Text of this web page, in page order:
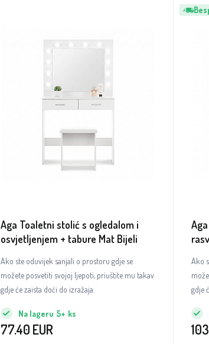
Aga Toaletni stolić s ogledalom i
osvjetljenjem + tabure Mat Bijeli
Ako ste oduvijek sanjali o prostoru gdje se
možete posvetiti svojoj ljepoti, priuštite mu takav
gdje će zaista doći do izražaja.
Na lageru 5+ ks
77.40 EUR
Ako
gdje